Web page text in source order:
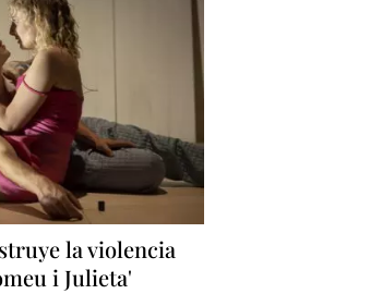
la violencia
i Julieta'